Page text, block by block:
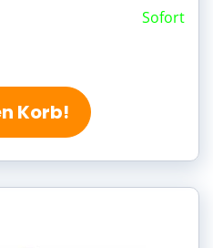
Sofort
Korb!